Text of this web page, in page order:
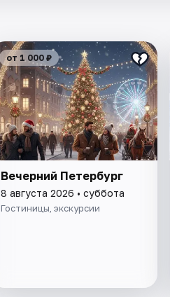
от 1 000 ₽
Вечерний Петербург
8 августа 2026 • суббота
Гостиницы, экскурсии